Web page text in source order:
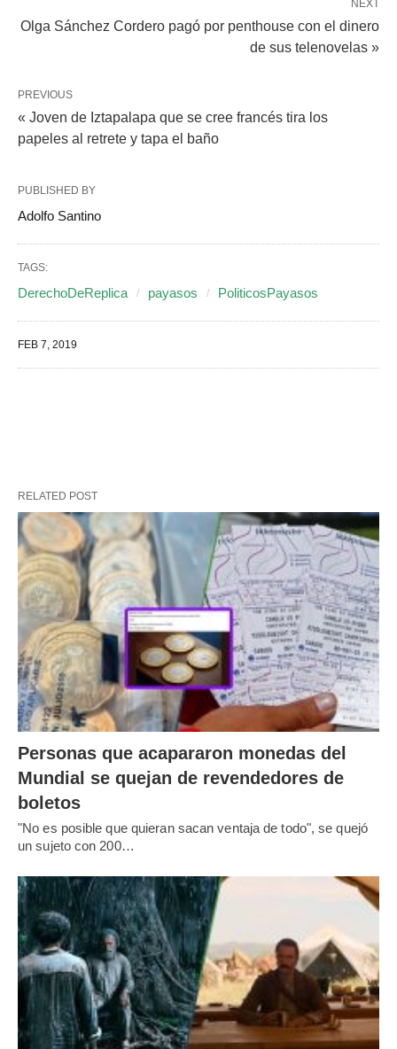
NEXT
Olga Sánchez Cordero pagó por penthouse con el dinero
de sus telenovelas »
PREVIOUS
« Joven de Iztapalapa que se cree francés tira los
papeles al retrete y tapa el baño
PUBLISHED BY
Adolfo Santino
TAGS:
DerechoDeReplica payasos PoliticosPayasos
FEB 7, 2019
RELATED POST
Personas que acapararon monedas del
Mundial se quejan de revendedores de
boletos
"No es posible que quieran sacan ventaja de todo", se quejó
un sujeto con 200…